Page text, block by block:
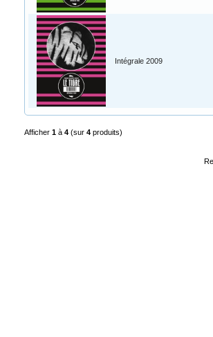
Intégrale 2009
Afficher 1 à 4 (sur 4 produits)